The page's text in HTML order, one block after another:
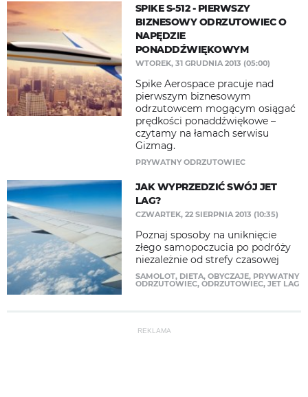
SPIKE S-512 - PIERWSZY
BIZNESOWY ODRZUTOWIEC O
NAPĘDZIE
PONADDŹWIĘKOWYM
WTOREK, 31 GRUDNIA 2013 (05:00)
Spike Aerospace pracuje nad
pierwszym biznesowym
odrzutowcem mogącym osiągać
prędkości ponaddźwiękowe –
czytamy na łamach serwisu
Gizmag.
PRYWATNY ODRZUTOWIEC
JAK WYPRZEDZIĆ SWÓJ JET
LAG?
CZWARTEK, 22 SIERPNIA 2013 (10:35)
Poznaj sposoby na uniknięcie
złego samopoczucia po podróży
niezależnie od strefy czasowej
SAMOLOT, DIETA, OBYCZAJE, PRYWATNY
ODRZUTOWIEC, ODRZUTOWIEC, JET LAG
REKLAMA